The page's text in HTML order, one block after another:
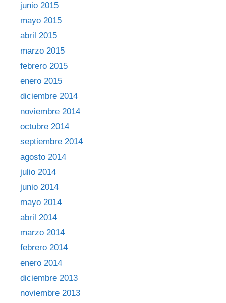
junio 2015
mayo 2015
abril 2015
marzo 2015
febrero 2015
enero 2015
diciembre 2014
noviembre 2014
octubre 2014
septiembre 2014
agosto 2014
julio 2014
junio 2014
mayo 2014
abril 2014
marzo 2014
febrero 2014
enero 2014
diciembre 2013
noviembre 2013